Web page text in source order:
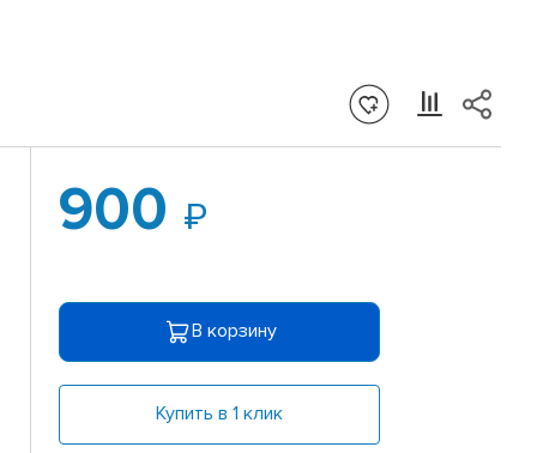
900
В корзину
Купить в 1 клик